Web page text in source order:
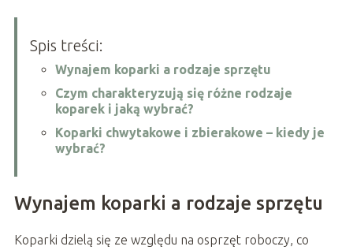
Spis treści:
Wynajem koparki a rodzaje sprzętu
Czym charakteryzują się różne rodzaje
koparek i jaką wybrać?
Koparki chwytakowe i zbierakowe – kiedy je
wybrać?
Wynajem koparki a rodzaje sprzętu
Koparki dzielą się ze względu na osprzęt roboczy, co